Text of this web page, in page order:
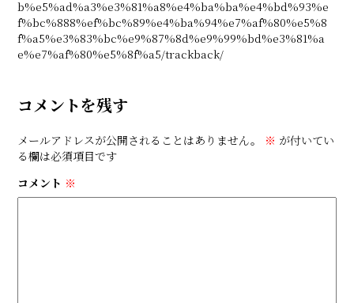
b%e5%ad%a3%e3%81%a8%e4%ba%ba%e4%bd%93%e
f%bc%888%ef%bc%89%e4%ba%94%e7%af%80%e5%8
f%a5%e3%83%bc%e9%87%8d%e9%99%bd%e3%81%a
e%e7%af%80%e5%8f%a5/trackback/
コメントを残す
メールアドレスが公開されることはありません。 ※ が付いてい
る欄は必須項目です
コメント ※